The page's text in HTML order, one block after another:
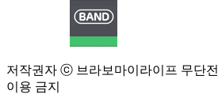
저작권자 ⓒ 브라보마이라이프 무단
이용 금지